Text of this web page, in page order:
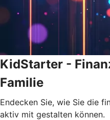
KidStarter -
Familie
Endecken Sie, wie Sie die
aktiv mit gestalten können.